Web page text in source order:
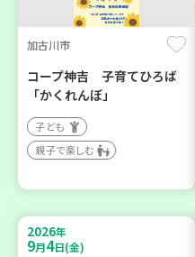
加古川市
コープ神吉 子育てひろば
「かくれんぼ」
子ども
親子で楽しむ
2026年
9月4日(金)